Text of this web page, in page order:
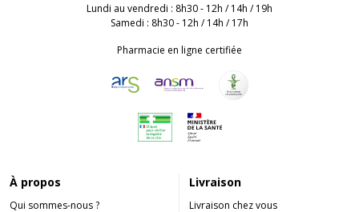
Lundi au vendredi : 8h30 - 12h / 14h / 19h
Samedi : 8h30 - 12h / 14h / 17h
Pharmacie en ligne certifiée
À propos
Qui sommes-nous ?
Livraison
Livraison chez vous